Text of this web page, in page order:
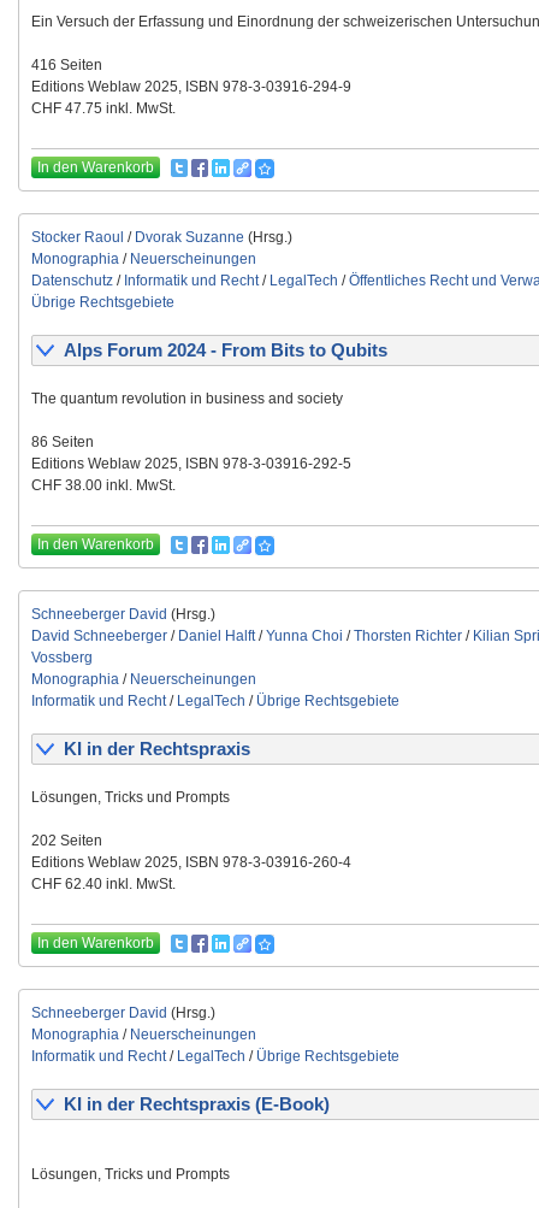
Ein Versuch der Erfassung und Einordnung der schweizerischen
416 Seiten
Editions Weblaw 2025, ISBN 978-3-03916-294-9
CHF 47.75 inkl. MwSt.
In den Warenkorb
Stocker Raoul / Dvorak Suzanne (Hrsg.)
Monographia / Neuerscheinungen
Datenschutz / Informatik und Recht/ LegalTech /Öffentliches Recht und
Übrige Rechtsgebiete
Alps Forum 2024 - From Bits to Qubits
The quantum revolution in business and society
86 Seiten
Editions Weblaw 2025, ISBN 978-3-03916-292-5
CHF 38.00 inkl. MwSt.
In den Warenkorb
Schneeberger David (Hrsg.)
David Schneeberger / Daniel Halft/Yunna Choi /Thorsten Richter / Kilian
Vossberg
Monographia / Neuerscheinungen
Informatik und Recht/ LegalTech / Übrige Rechtsgebiete
KI in der Rechtspraxis
Lösungen, Tricks und Prompts
202 Seiten
Editions Weblaw 2025, ISBN 978-3-03916-260-4
CHF 62.40 inkl. MwSt.
In den Warenkorb
Schneeberger David (Hrsg.)
Monographia / Neuerscheinungen
Informatik und Recht/ LegalTech / Übrige Rechtsgebiete
KI in der Rechtspraxis (E-Book)
Lösungen, Tricks und Prompts